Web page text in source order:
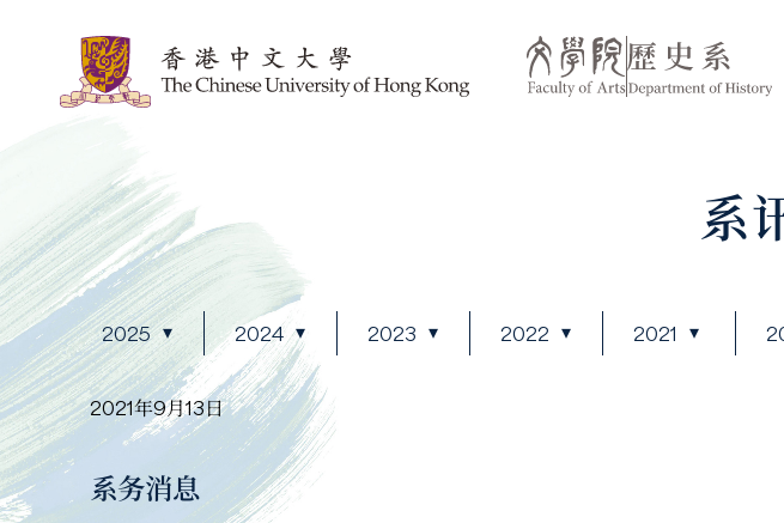
系
2025 2024 2023 2022 2021
2021年9月13日
系务消息